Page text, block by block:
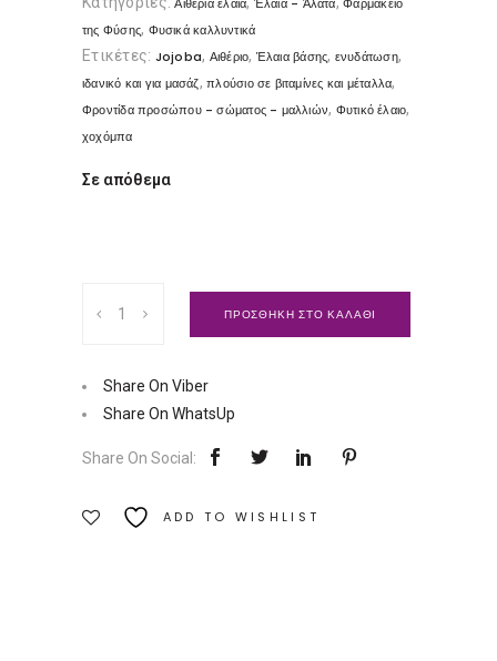
της Φύσης, Φυσικά καλλυντικά
Ετικέτες: Jojoba, Αιθέριο, Έλαια βάσης, ενυδάτωση,
ιδανικό και για μασάζ,πλούσιο σε βιταμίνες και μέταλλα,
Φροντίδα προσώπου - σώματος - μαλλιών, Φυτικό έλαιο,
χοχόμπα
Σε απόθεμα
έλαιο
Αιθέριο
ΠΡΟΣΘΗΚΗ ΣΤΟ ΚΑΛΑΘΙ
Share On Viber
Share On WhatsUp
Share On Social:
ADD TO WISHLIST